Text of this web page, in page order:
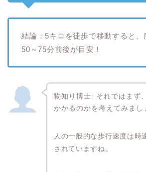
結論：5キロを徒歩で移動すると、
50～75分前後が目安！
物知り博士: それではまず
かかるのかを考えてみまし
人の一般的な歩行速度は時
されていますね。